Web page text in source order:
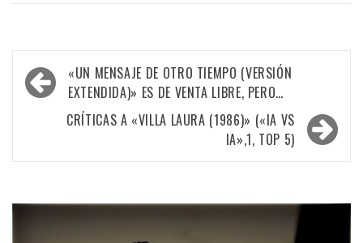
Navegación
de
entradas
«UN MENSAJE DE OTRO TIEMPO (VERSIÓN
EXTENDIDA)» ES DE VENTA LIBRE, PERO…
CRÍTICAS A «VILLA LAURA (1986)» («IA VS
IA»,1, TOP 5)